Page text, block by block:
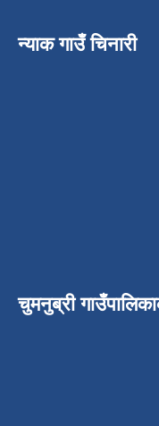
न्याक गाउँ चिनारी
चुमनुब्री